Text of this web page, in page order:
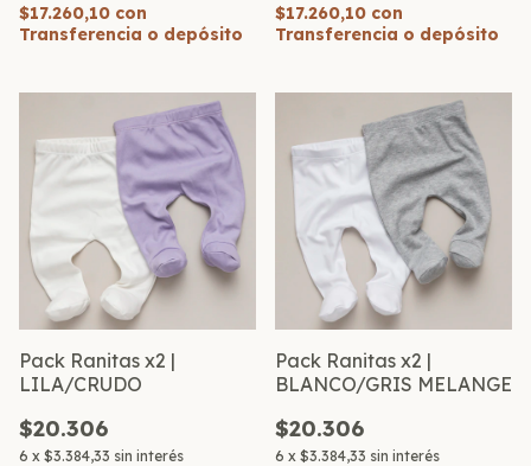
$17.260,10 con
Transferencia o depósito
$17.260,10 con
Transferencia o depósito
Pack Ranitas x2 |
LILA/CRUDO
$20.306
6 x $3.384,33 sin interés
Pack Ranitas x2 |
BLANCO/GRIS MELANGE
$20.306
6 x $3.384,33 sin interés